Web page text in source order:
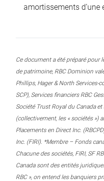
amortissements d’une
Ce document a été préparé pour
de patrimoine, RBC Dominion
Phillips, Hager & North Services-
SCP), Services financiers RBC
Société Trust Royal du Canada
(collectivement, les « sociétés »)
Placements en Direct Inc.
Inc. (FIRI). *Membre – Fonds
Chacune des sociétés, FIRI, SF
Canada sont des entités
RBC », on entend les banquiers